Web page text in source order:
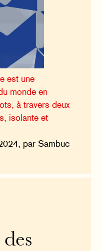
est une
monde en
à travers deux
isolante et
par Sambuc